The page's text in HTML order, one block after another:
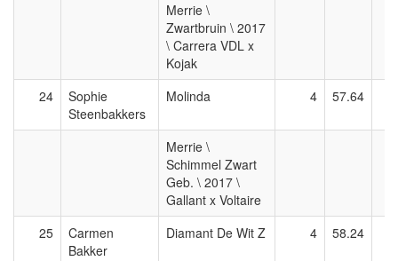
Merrie \
Zwartbruin \ 2017
\ Carrera VDL x
Kojak
24
Sophie
Steenbakkers
Molinda 4 57.64
Merrie \
Schimmel Zwart
Geb. \ 2017 \
Gallant x Voltaire
25
Carmen
Bakker
Diamant De Wit Z 4 58.24